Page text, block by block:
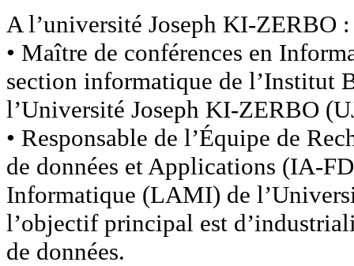
A l’université Joseph KI-ZERBO :
• Maître de conférences en
section informatique de l’Institut
l’Université Joseph KI-ZERBO
• Responsable de l’Équipe de
de données et Applications (IA-
Informatique (LAMI) de
l’objectif principal est
de données.